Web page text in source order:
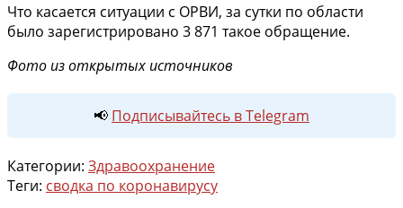
Что касается ситуации с ОРВИ, за сутки по области
было зарегистрировано 3 871 такое обращение.
Фото из открытых источников
📢 Подписывайтесь в Telegram
Категории: Здравоохранение
Теги: сводка по коронавирусу